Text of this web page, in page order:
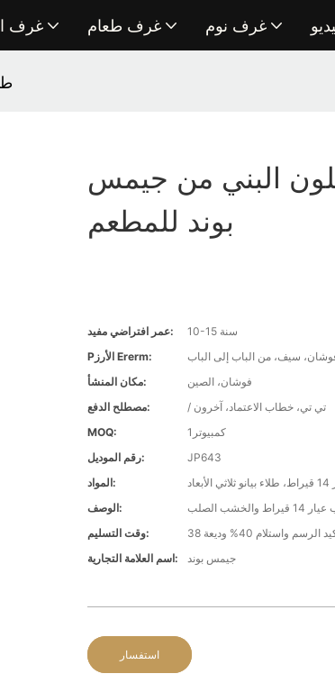
غرف غرف طعام غرف نوم
البني من جيمس
بوند للمطعم
عمر افتراضي مفيد:
10-15 سنة
Pالأرز Ererm:
سيف، من الباب إلى الباب
مكان المنشأ:
فوشان، الصين
مصطلح الدفع:
/ تي تي، خطاب الاعتماد، آخرون
MOQ:
كمبيوتر1
رقم الموديل:
JP643
المواد:
الوصف:
وقت التسليم:
واستلام 40% وديعة
اسم العلامة التجارية:
جيمس بوند
استفسار